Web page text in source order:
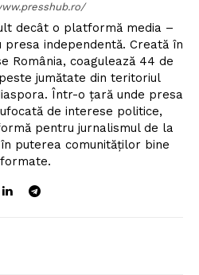
decât o platformă media –
independentă. Creată în
România, coagulează 44 de
jumătate din teritoriul
Într-o țară unde presa
de interese politice,
pentru jurnalismul de la
puterea comunităților bine